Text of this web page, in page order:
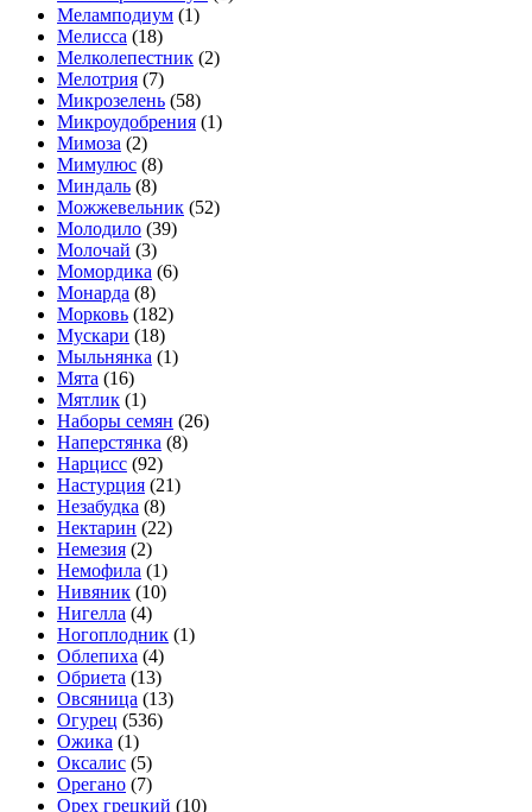
Меламподиум (1)
Мелисса (18)
Мелколепестник (2)
Мелотрия (7)
Микрозелень (58)
Микроудобрения (1)
Мимоза (2)
Мимулюс (8)
Миндаль (8)
Можжевельник (52)
Молодило (39)
Молочай (3)
Момордика (6)
Монарда (8)
Морковь (182)
Мускари (18)
Мыльнянка (1)
Мята (16)
Мятлик (1)
Наборы семян (26)
Наперстянка (8)
Нарцисс (92)
Настурция (21)
Незабудка (8)
Нектарин (22)
Немезия (2)
Немофила (1)
Нивяник (10)
Нигелла (4)
Ногоплодник (1)
Облепиха (4)
Обриета (13)
Овсяница (13)
Огурец (536)
Ожика (1)
Оксалис (5)
Орегано (7)
Орех грецкий (10)